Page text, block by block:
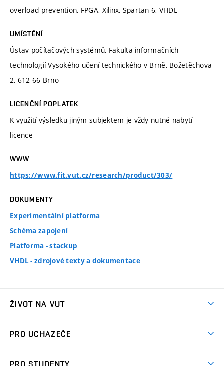
overload prevention, FPGA, Xilinx, Spartan-6, VHDL
UMÍSTĚNÍ
Ústav počítačových systémů, Fakulta informačních
technologií Vysokého učení technického v Brně, Božetěchova
2, 612 66 Brno
LICENČNÍ POPLATEK
K využití výsledku jiným subjektem je vždy nutné nabytí
licence
WWW
https://www.fit.vut.cz/research/product/303/
DOKUMENTY
Experimentální platforma
Schéma zapojení
Platforma - stackup
VHDL - zdrojové texty a dokumentace
ŽIVOT NA VUT
Koleje
PRO UCHAZEČE
PRO STUDENTY